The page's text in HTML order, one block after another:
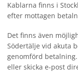
Kablarna finns i
efter mottagen
Det finns även
Södertälje vid akuta
genomförd
eller skicka e-post